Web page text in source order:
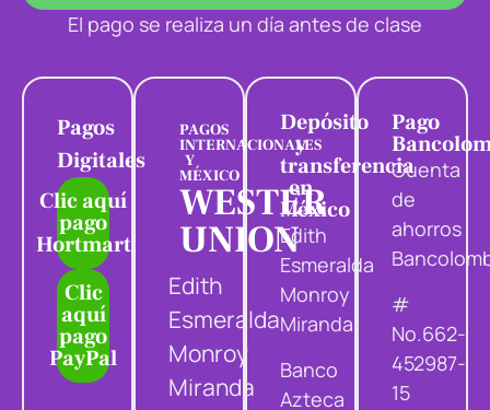
El pago se realiza un día antes de clase
Pagos
Digitales
Clic aquí
pago
Hortmart
Clic
aquí
pago
PayPal
PAGOS
INTERNACIONALES
Y
MÉXICO
WESTER
UNION
Edith
Esmeralda
Monroy
Miranda
Depósito
y
transferencia
en
México
Edith
Esmeralda
Monroy
Miranda
Banco
Azteca
Pago
Cuenta
de
ahorros
#
No.662-
452987-
15